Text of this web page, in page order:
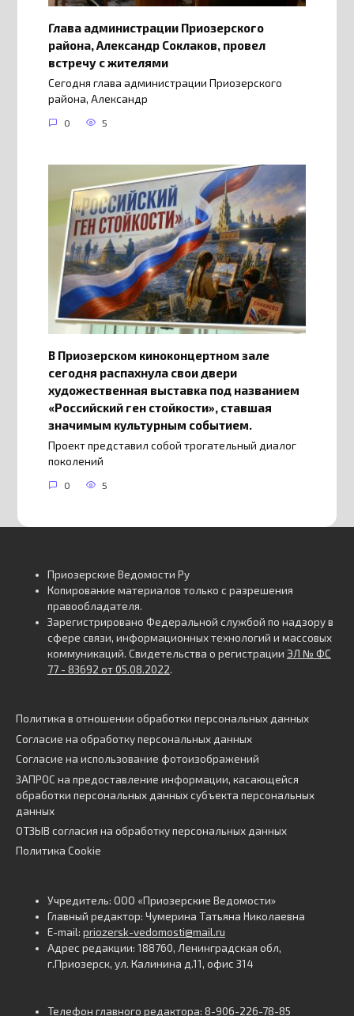
Глава администрации Приозерского
района, Александр Соклаков, провел
встречу с жителями
Сегодня глава администрации Приозерского
района, Александр
0 5
В Приозерском киноконцертном зале
сегодня распахнула свои двери
художественная выставка под названием
«Российский ген стойкости», ставшая
значимым культурным событием.
Проект представил собой трогательный диалог
поколений
0 5
Приозерские Ведомости Ру
Копирование материалов только с разрешения
правообладателя.
Зарегистрировано Федеральной службой по надзору в
сфере связи, информационных технологий и массовых
коммуникаций. Свидетельства о регистрации ЭЛ № ФС
77 - 83692 от 05.08.2022.
Политика в отношении обработки персональных данных
Согласие на обработку персональных данных
Согласие на использование фотоизображений
ЗАПРОС на предоставление информации, касающейся
обработки персональных данных субъекта персональных
данных
ОТЗЫВ согласия на обработку персональных данных
Политика Cookie
Учредитель: ООО «Приозерские Ведомости»
Главный редактор: Чумерина Татьяна Николаевна
E-mail: priozersk-vedomosti@mail.ru
Адрес редакции: 188760, Ленинградская обл,
г.Приозерск, ул. Калинина д.11, офис 314
Телефон главного редактора: 8-906-226-78-85